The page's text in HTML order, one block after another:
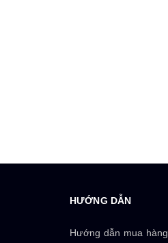
HƯỚNG DẪN
Hướng dẫn mua hàng